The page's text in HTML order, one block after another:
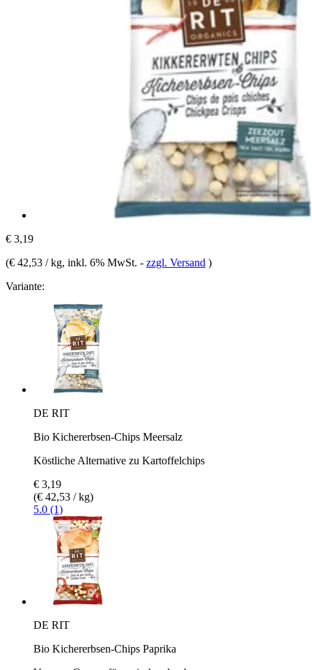
€ 3,19
(€ 42,53 / kg, inkl. 6% MwSt. - zzgl. Versand )
Variante:
DE RIT
Bio Kichererbsen-Chips Meersalz
Köstliche Alternative zu Kartoffelchips
€ 3,19
(€ 42,53 / kg)
5.0 (1)
DE RIT
Bio Kichererbsen-Chips Paprika